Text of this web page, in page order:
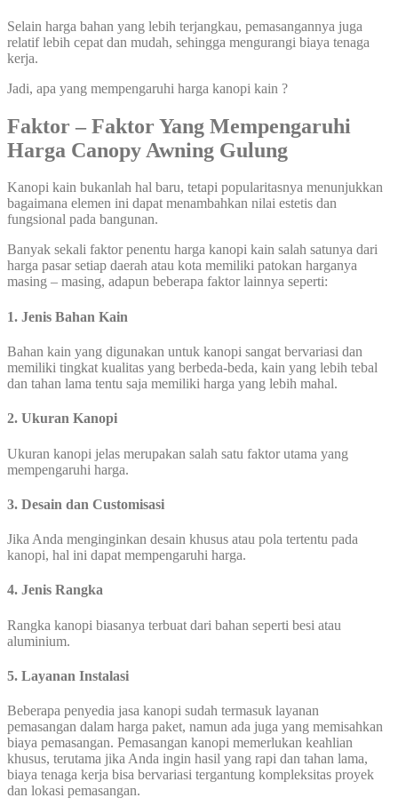
Selain harga bahan yang lebih terjangkau, pemasangannya juga
relatif lebih cepat dan mudah, sehingga mengurangi biaya tenaga
kerja.
Jadi, apa yang mempengaruhi harga kanopi kain ?
Faktor – Faktor Yang Mempengaruhi
Harga Canopy Awning Gulung
Kanopi kain bukanlah hal baru, tetapi popularitasnya menunjukkan
bagaimana elemen ini dapat menambahkan nilai estetis dan
fungsional pada bangunan.
Banyak sekali faktor penentu harga kanopi kain salah satunya dari
harga pasar setiap daerah atau kota memiliki patokan harganya
masing – masing, adapun beberapa faktor lainnya seperti:
1. Jenis Bahan Kain
Bahan kain yang digunakan untuk kanopi sangat bervariasi dan
memiliki tingkat kualitas yang berbeda-beda, kain yang lebih tebal
dan tahan lama tentu saja memiliki harga yang lebih mahal.
2. Ukuran Kanopi
Ukuran kanopi jelas merupakan salah satu faktor utama yang
mempengaruhi harga.
3. Desain dan Customisasi
Jika Anda menginginkan desain khusus atau pola tertentu pada
kanopi, hal ini dapat mempengaruhi harga.
4. Jenis Rangka
Rangka kanopi biasanya terbuat dari bahan seperti besi atau
aluminium.
5. Layanan Instalasi
Beberapa penyedia jasa kanopi sudah termasuk layanan
pemasangan dalam harga paket, namun ada juga yang memisahkan
biaya pemasangan. Pemasangan kanopi memerlukan keahlian
khusus, terutama jika Anda ingin hasil yang rapi dan tahan lama,
biaya tenaga kerja bisa bervariasi tergantung kompleksitas proyek
dan lokasi pemasangan.